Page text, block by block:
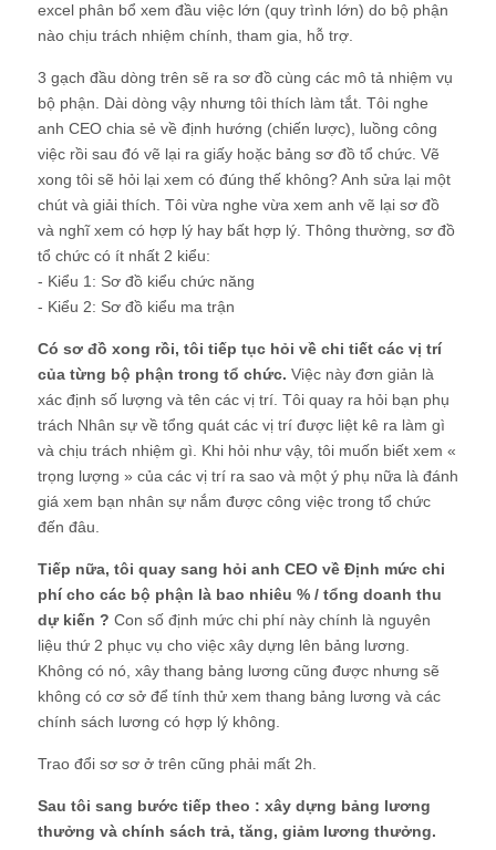
excel phân bổ xem đầu việc lớn (quy trình lớn) do bộ phận
nào chịu trách nhiệm chính, tham gia, hỗ trợ.
3 gạch đầu dòng trên sẽ ra sơ đồ cùng các mô tả nhiệm vụ
bộ phận. Dài dòng vậy nhưng tôi thích làm tắt. Tôi nghe
anh CEO chia sẻ về định hướng (chiến lược), luồng công
việc rồi sau đó vẽ lại ra giấy hoặc bảng sơ đồ tổ chức. Vẽ
xong tôi sẽ hỏi lại xem có đúng thế không? Anh sửa lại một
chút và giải thích. Tôi vừa nghe vừa xem anh vẽ lại sơ đồ
và nghĩ xem có hợp lý hay bất hợp lý. Thông thường, sơ đồ
tổ chức có ít nhất 2 kiểu:
- Kiểu 1: Sơ đồ kiểu chức năng
- Kiểu 2: Sơ đồ kiểu ma trận
Có sơ đồ xong rồi, tôi tiếp tục hỏi về chi tiết các vị trí
của từng bộ phận trong tổ chức. Việc này đơn giản là
xác định số lượng và tên các vị trí. Tôi quay ra hỏi bạn phụ
trách Nhân sự về tổng quát các vị trí được liệt kê ra làm gì
và chịu trách nhiệm gì. Khi hỏi như vậy, tôi muốn biết xem «
trọng lượng » của các vị trí ra sao và một ý phụ nữa là đánh
giá xem bạn nhân sự nắm được công việc trong tổ chức
đến đâu.
Tiếp nữa, tôi quay sang hỏi anh CEO về Định mức chi
phí cho các bộ phận là bao nhiêu % / tổng doanh thu
dự kiến ? Con số định mức chi phí này chính là nguyên
liệu thứ 2 phục vụ cho việc xây dựng lên bảng lương.
Không có nó, xây thang bảng lương cũng được nhưng sẽ
không có cơ sở để tính thử xem thang bảng lương và các
chính sách lương có hợp lý không.
Trao đổi sơ sơ ở trên cũng phải mất 2h.
Sau tôi sang bước tiếp theo : xây dựng bảng lương
thưởng và chính sách trả, tăng, giảm lương thưởng.